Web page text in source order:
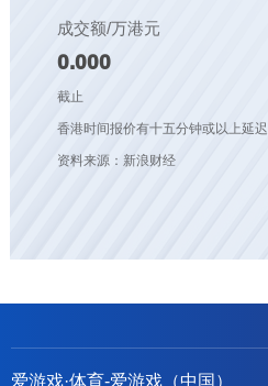
成交额/万港元
0.000
截止
香港时间报价有十五分钟或以上延迟
资料来源：新浪财经
爱游戏·体育-爱游戏（中国）